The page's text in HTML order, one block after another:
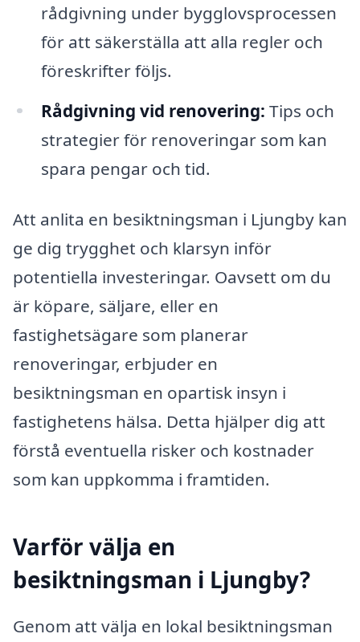
rådgivning under bygglovsprocessen
för att säkerställa att alla regler och
föreskrifter följs.
Rådgivning vid renovering: Tips och
strategier för renoveringar som kan
spara pengar och tid.
Att anlita en besiktningsman i Ljungby kan
ge dig trygghet och klarsyn inför
potentiella investeringar. Oavsett om du
är köpare, säljare, eller en
fastighetsägare som planerar
renoveringar, erbjuder en
besiktningsman en opartisk insyn i
fastighetens hälsa. Detta hjälper dig att
förstå eventuella risker och kostnader
som kan uppkomma i framtiden.
Varför välja en
besiktningsman i Ljungby?
Genom att välja en lokal besiktningsman